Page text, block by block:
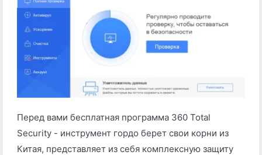
Перед вами бесплатная программа 360 Total
Security - инструмент гордо берет свои корни из
Китая, представляет из себя комплексную защиту